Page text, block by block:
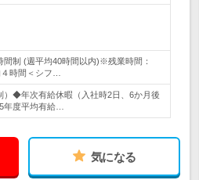
間制 (週平均40時間以内)※残業時間：
時間＜シフ…
◆年次有給休暇（入社時2日、6か月後
度平均有給…
気になる